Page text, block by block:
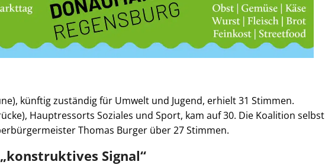
künftig zuständig für Umwelt und Jugend, erhielt 31 Stimmen.
Hauptressorts Soziales und Sport, kam auf 30. Die Koalition selbst
Thomas Burger über 27 Stimmen.
Signal“